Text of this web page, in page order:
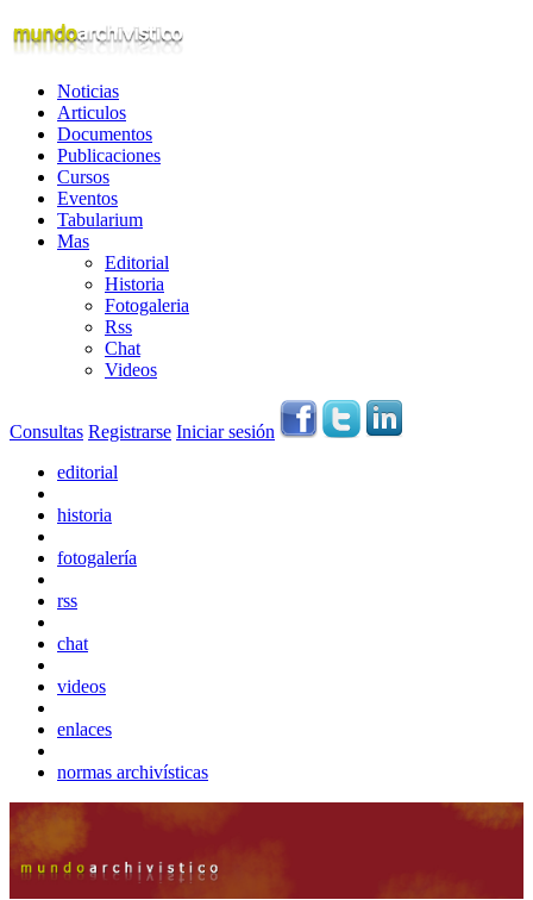
Noticias
Articulos
Documentos
Publicaciones
Cursos
Eventos
Tabularium
Mas
Editorial
Historia
Fotogaleria
Rss
Chat
Videos
Consultas Registrarse Iniciar sesión
editorial
historia
fotogalería
rss
chat
videos
enlaces
normas archivísticas